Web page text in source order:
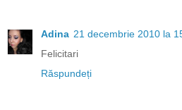
Adina 21 decembrie 2010 la
Felicitari
Răspundeți